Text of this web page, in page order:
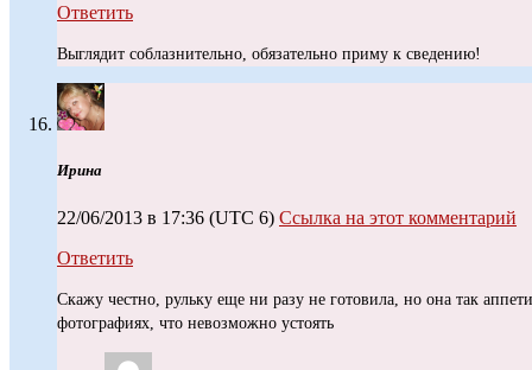
Ответить
Выглядит соблазнительно, обязательно приму к сведению!
Ирина
22/06/2013 в 17:36 (UTC 6) Ссылка на этот комментарий
Ответить
Скажу честно, рульку еще ни разу не готовила, но она так
фотографиях, что невозможно устоять